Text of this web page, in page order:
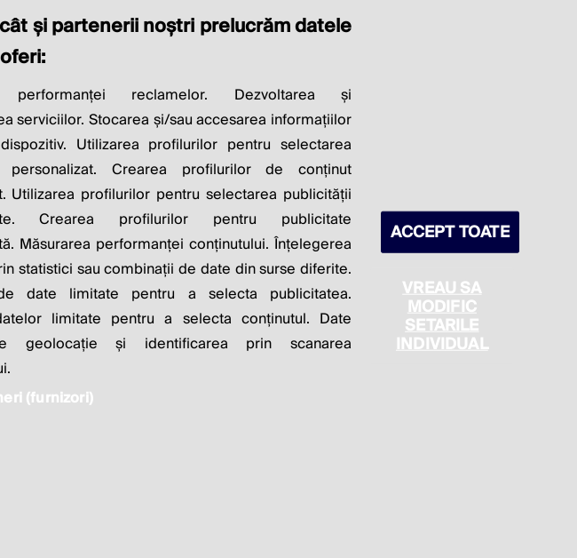
OF
ITS PROFITS.
Despre
Politica de cookie Politica de confidențialitate
și partenerii noștri prelucrăm datele
performanței reclamelor. Dezvoltarea și
serviciilor. Stocarea și/sau accesarea informațiilor
Utilizarea profilurilor pentru selectarea
personalizat. Crearea profilurilor de conținut
Utilizarea profilurilor pentru selectarea publicității
Crearea profilurilor pentru publicitate
Măsurarea performanței conținutului. Înțelegerea
statistici sau combinații de date din surse diferite.
date limitate pentru a selecta publicitatea.
limitate pentru a selecta conținutul. Date
geolocație și identificarea prin scanarea
(furnizori)
ACCEPT TOATE
VREAU SA
MODIFIC
SETARILE
INDIVIDUAL